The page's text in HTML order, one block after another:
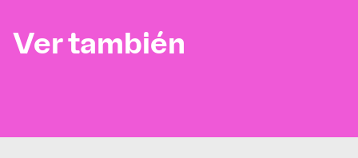
Ver también